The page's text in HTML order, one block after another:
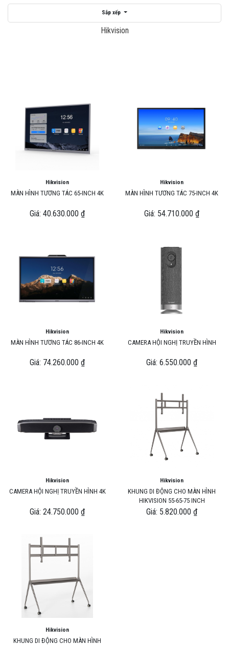
Sắp xếp
Hikvision
Hikvision
MÀN HÌNH TƯƠNG TÁC 65-INCH 4K
Giá: 40.630.000 ₫
Hikvision
MÀN HÌNH TƯƠNG TÁC 75-INCH 4K
Giá: 54.710.000 ₫
Hikvision
MÀN HÌNH TƯƠNG TÁC 86-INCH 4K
Giá: 74.260.000 ₫
Hikvision
CAMERA HỘI NGHỊ TRUYỀN HÌNH
Giá: 6.550.000 ₫
Hikvision
CAMERA HỘI NGHỊ TRUYỀN HÌNH 4K
Giá: 24.750.000 ₫
Hikvision
KHUNG DI ĐỘNG CHO MÀN HÌNH
HIKVISION 55-65-75 INCH
Giá: 5.820.000 ₫
Hikvision
KHUNG DI ĐỘNG CHO MÀN HÌNH